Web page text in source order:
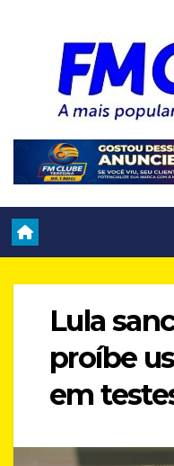
Lula
proíbe
em